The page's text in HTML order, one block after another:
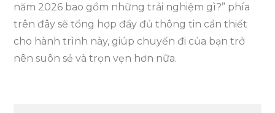
năm 2026 bao gồm những trải nghiệm gì?” phía
trên đây sẽ tổng hợp đầy đủ thông tin cần thiết
cho hành trình này, giúp chuyến đi của bạn trở
nên suôn sẻ và trọn vẹn hơn nữa.